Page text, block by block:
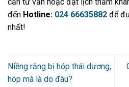
đến Hotline: 024 66635882 để
nhất!
Niềng răng bị hóp thái dương,
hóp má là do đâu?